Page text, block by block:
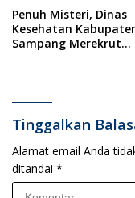
Penuh Misteri, Dinas
Kesehatan
Sampang Merekrut
Tinggalkan
Alamat email Anda
ditandai *